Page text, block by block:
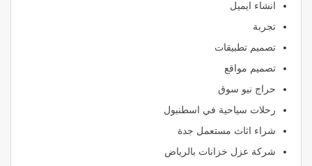
انشاء ايميل
تجربة
تصميم تطبيقات
تصميم مواقع
حراج نيو سوق
رحلات سياحية في اسطنبول
شراء اثاث مستعمل جدة
شركة عزل خزانات بالرياض